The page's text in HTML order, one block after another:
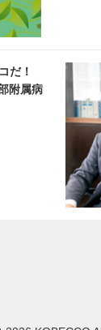
だ！
附属病